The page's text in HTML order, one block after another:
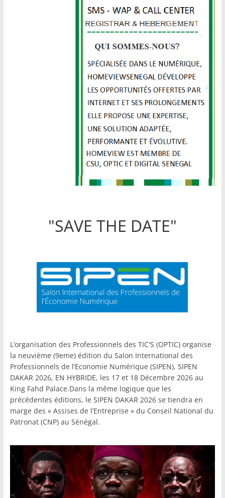
"SAVE THE DATE"
L’organisation des Professionnels des TIC'S (OPTIC) organise
la neuvième (9eme) édition du Salon International des
Professionnels de l’Economie Numérique (SIPEN), SIPEN
DAKAR 2026, EN HYBRIDE, les 17 et 18 Décembre 2026 au
King Fahd Palace.Dans la même logique que les
précédentes éditions, le SIPEN DAKAR 2026 se tiendra en
marge des « Assises de l’Entreprise » du Conseil National du
Patronat (CNP) au Sénégal.